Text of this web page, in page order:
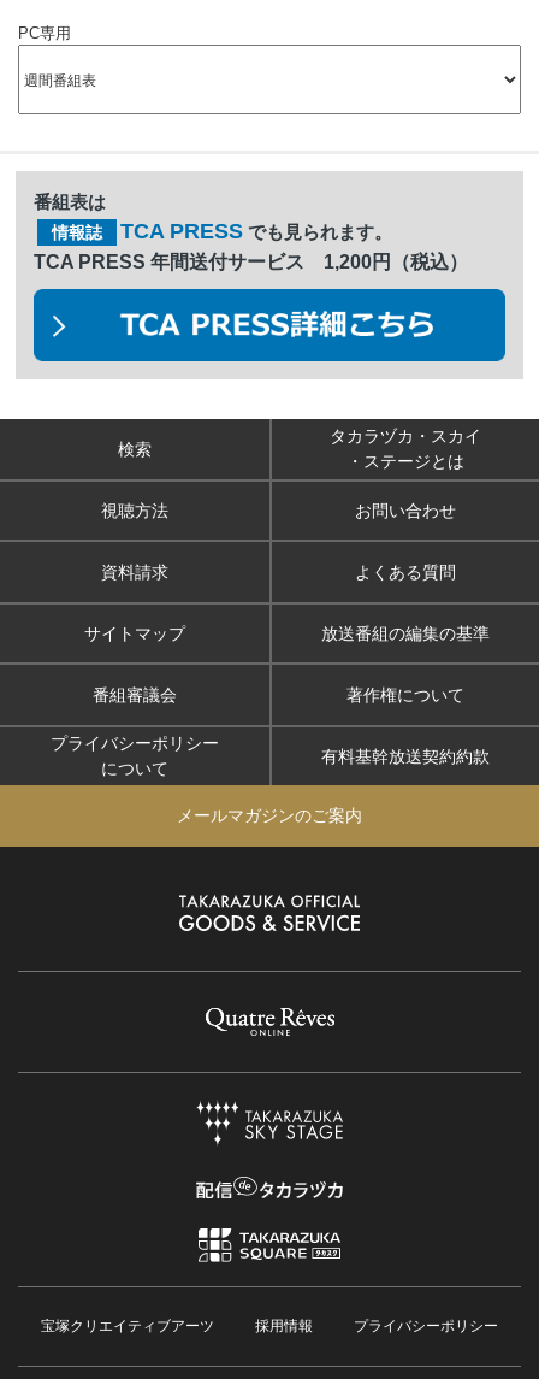
PC専用
番組表は
情報誌 TCA PRESS でも見られます。
TCA PRESS 年間送付サービス 1,200円（税込）
検索
タカラヅカ・スカイ
・ステージとは
視聴方法 お問い合わせ
資料請求 よくある質問
サイトマップ 放送番組の編集の基準
番組審議会 著作権について
プライバシーポリシー
について
有料基幹放送契約約款
メールマガジンのご案内
宝塚クリエイティブアーツ 採用情報 プライバシーポリシー